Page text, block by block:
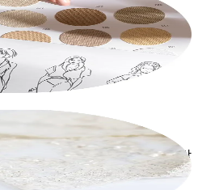
속에서 지속적인 성장을 이루어
남아 있습니다.
조 기술로 편안함과 기능성을 갖
다.